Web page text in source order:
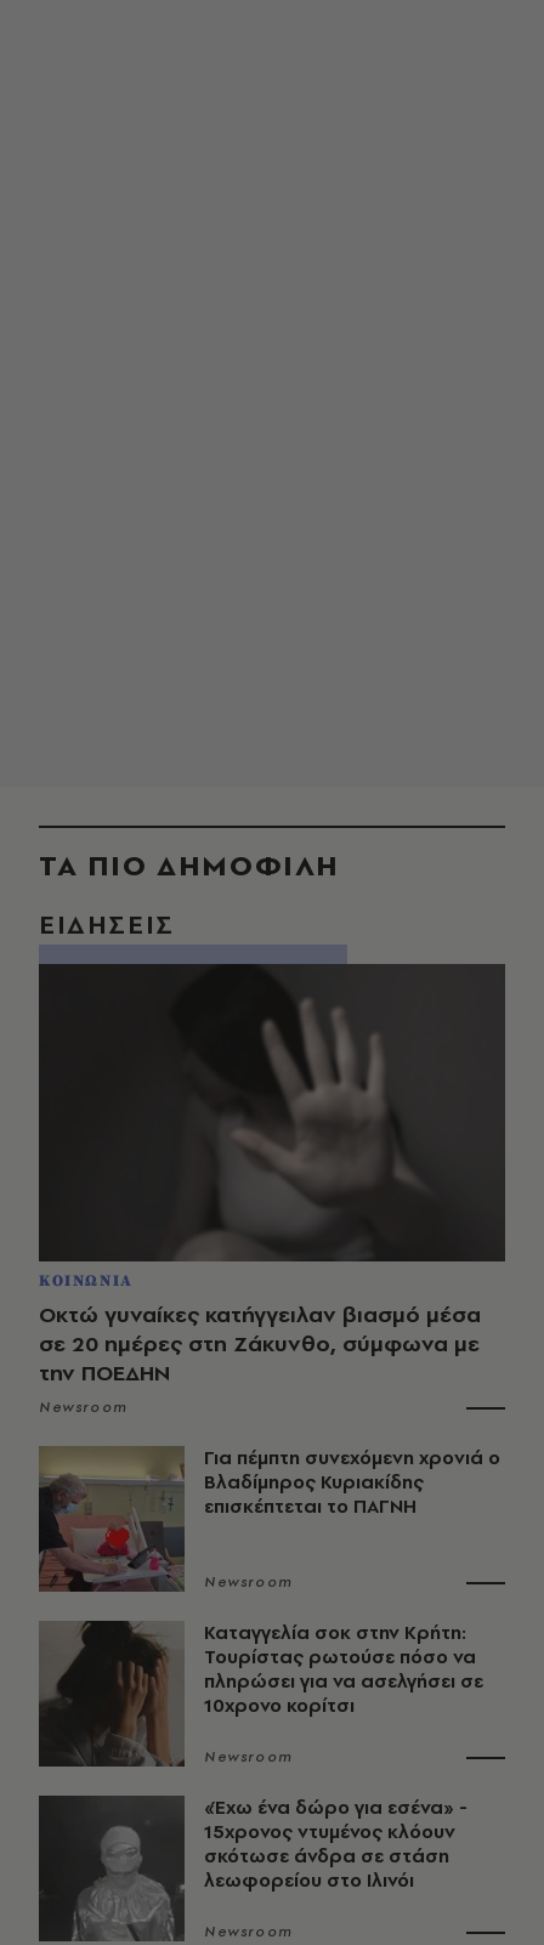
ΤΑ ΠΙΟ ΔΗΜΟΦΙΛΗ
ΕΙΔΗΣΕΙΣ
ΚΟΙΝΩΝΙΑ
Οκτώ γυναίκες κατήγγειλαν βιασμό μέσα
σε 20 ημέρες στη Ζάκυνθο, σύμφωνα με
την ΠΟΕΔΗΝ
Newsroom
Για πέμπτη συνεχόμενη χρονιά ο
Βλαδίμηρος Κυριακίδης
επισκέπτεται το ΠΑΓΝΗ
Newsroom
Καταγγελία σοκ στην Κρήτη:
Τουρίστας ρωτούσε πόσο να
πληρώσει για να ασελγήσει σε
10χρονο κορίτσι
Newsroom
«Έχω ένα δώρο για εσένα» -
15χρονος ντυμένος κλόουν
σκότωσε άνδρα σε στάση
λεωφορείου στο Ιλινόι
Newsroom